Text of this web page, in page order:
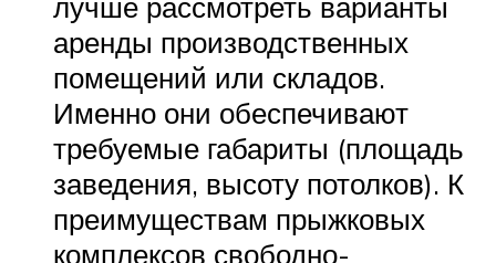
аренды производственных
помещений или складов.
Именно они обеспечивают
требуемые габариты (площадь
заведения, высоту потолков). К
преимуществам прыжковых
комплексов свободно-